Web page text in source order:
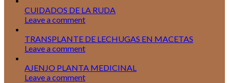
CUIDADOS DE LA RUDA
Leave a comment
TRANSPLANTE DE LECHUGAS EN MACETAS
Leave a comment
AJENJO PLANTA MEDICINAL
Leave a comment